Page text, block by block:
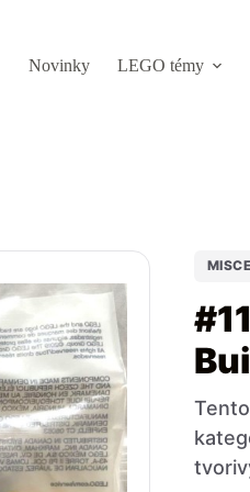
Novinky
LEGO témy